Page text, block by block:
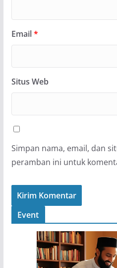
Email*
Situs Web
Simpan nama, email, dan
peramban ini untuk
Event